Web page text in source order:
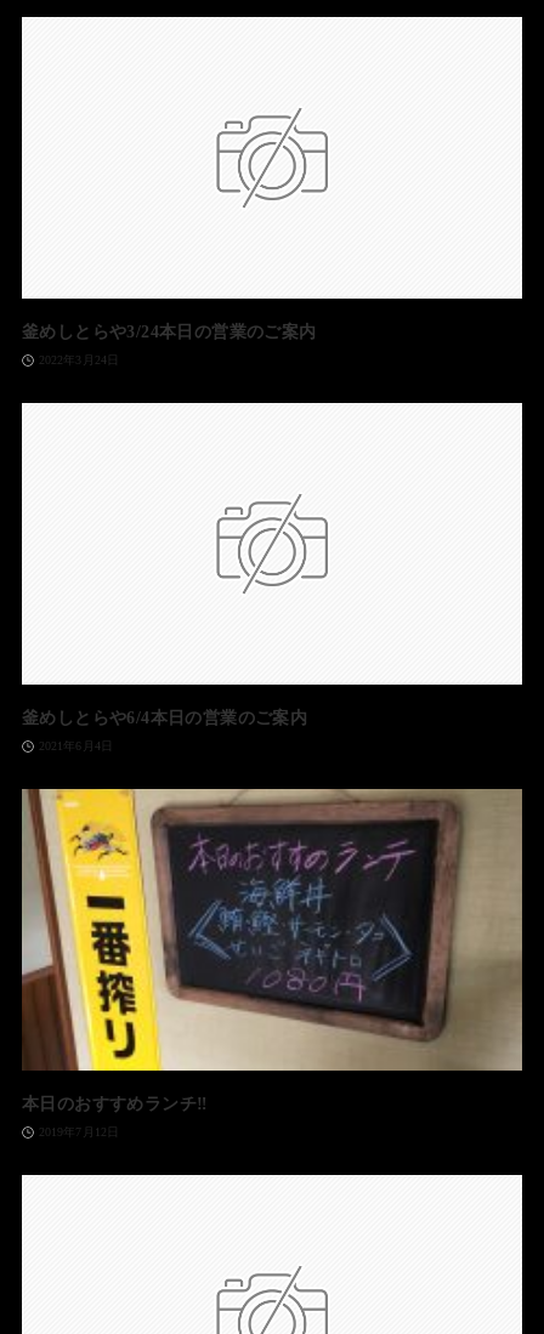
釜めしとらや3/24本日の営業のご案内
2022年3月24日
釜めしとらや6/4本日の営業のご案内
2021年6月4日
本日のおすすめランチ‼️
2019年7月12日